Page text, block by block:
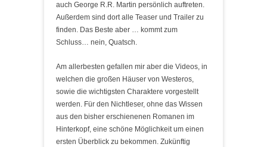
auch George R.R. Martin persönlich auftreten.
Außerdem sind dort alle Teaser und Trailer zu
finden. Das Beste aber … kommt zum
Schluss… nein, Quatsch.
Am allerbesten gefallen mir aber die Videos, in
welchen die großen Häuser von Westeros,
sowie die wichtigsten Charaktere vorgestellt
werden. Für den Nichtleser, ohne das Wissen
aus den bisher erschienenen Romanen im
Hinterkopf, eine schöne Möglichkeit um einen
ersten Überblick zu bekommen. Zukünftig